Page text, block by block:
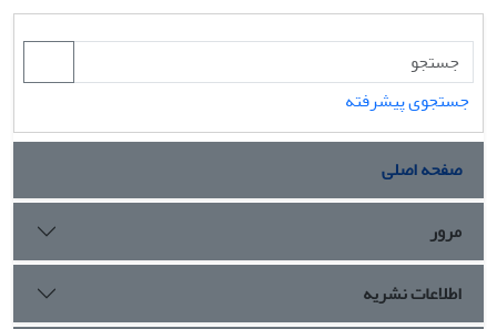
جستجوی پیشرفته
صفحه اصلی
مرور
اطلاعات نشریه